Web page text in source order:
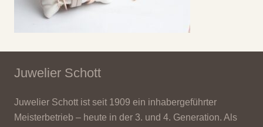
Juwelier Schott
Juwelier Schott ist seit 1909 ein inhabergeführter
Meisterbetrieb – heute in der 3. und 4. Generation. Als